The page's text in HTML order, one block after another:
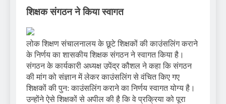
शिक्षक संगठन ने किया स्वागत
लोक शिक्षण संचालनालय के छूटे शिक्षकों की काउंसलिंग कराने
के निर्णय का शासकीय शिक्षक संगठन ने स्वागत किया है।
संगठन के कार्यकारी अध्यक्ष उपेंद्र कौशल ने कहा कि संगठन
की मांग को संज्ञान में लेकर काउंसलिंग से वंचित किए गए
शिक्षकों की पुन: काउंसलिंग कराने का निर्णय स्वागत योग्य है।
उन्होंने ऐसे शिक्षकों से अपील की है कि वे प्रक्रिया को पूरा